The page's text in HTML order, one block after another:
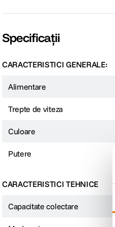
Specificații
CARACTERISTICI GENERALE:
Alimentare
Trepte de viteza
Culoare
Putere
CARACTERISTICI TEHNICE
Capacitate colectare